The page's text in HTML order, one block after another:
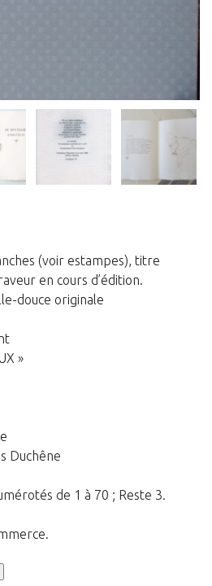
(voir estampes), titre
en cours d’édition.
douce originale
»
Duchêne
de 1 à 70 ; Reste 3.